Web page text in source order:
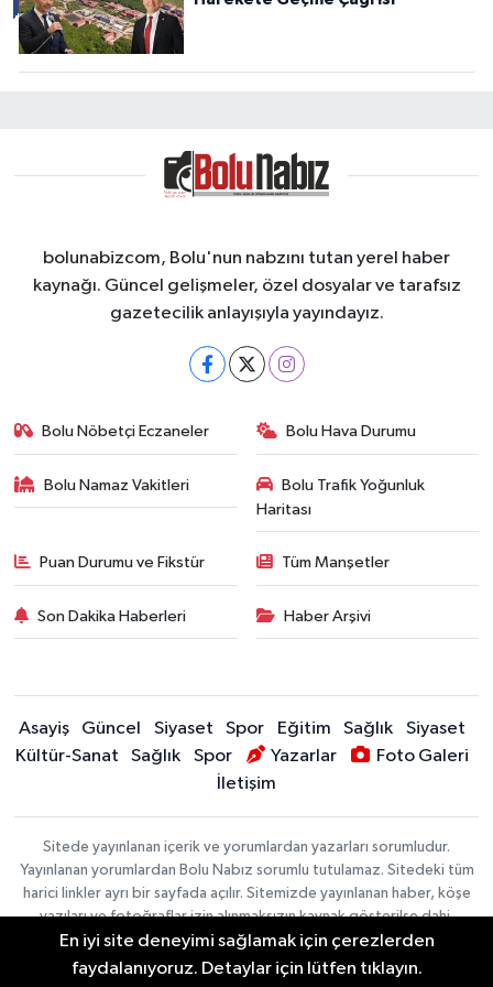
0 (374) 217 05 75
Arzu Eczanesi
bolunabizcom, Bolu'nun nabzını tutan yerel haber
kaynağı. Güncel gelişmeler, özel dosyalar ve tarafsız
gazetecilik anlayışıyla yayındayız.
Bolu Nöbetçi Eczaneler Bolu Hava Durumu
Bolu Namaz Vakitleri
Bolu Trafik Yoğunluk
Haritası
Puan Durumu ve Fikstür Tüm Manşetler
Son Dakika Haberleri Haber Arşivi
Asayiş Güncel Siyaset Spor Eğitim Sağlık
Siyaset
Kültür-Sanat
Sağlık Spor Yazarlar
Foto Galeri
İletişim
Sitede yayınlanan içerik ve yorumlardan yazarları sorumludur.
Yayınlanan yorumlardan Bolu Nabız sorumlu tutulamaz. Sitedeki tüm
harici linkler ayrı bir sayfada açılır. Sitemizde yayınlanan haber, köşe
yazıları ve fotoğraflar izin alınmaksızın kaynak gösterilse dahi,
herhangi bir ortamda kullanılamaz ve yayınlanamaz
En iyi site deneyimi sağlamak için çerezlerden
faydalanıyoruz. Detaylar için lütfen tıklayın.